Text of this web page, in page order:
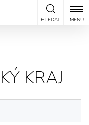
HLEDAT MENU
KRAJ